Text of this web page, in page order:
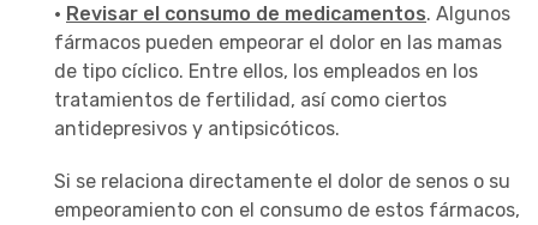
· Revisar el consumo de medicamentos. Algunos
fármacos pueden empeorar el dolor en las mamas
de tipo cíclico. Entre ellos, los empleados en los
tratamientos de fertilidad, así como ciertos
antidepresivos y antipsicóticos.
Si se relaciona directamente el dolor de senos o su
empeoramiento con el consumo de estos fármacos,